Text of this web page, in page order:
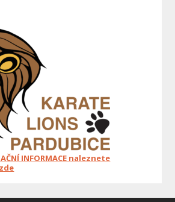
INFORMACE naleznete